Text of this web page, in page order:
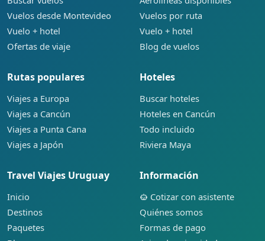
Vuelos desde Montevideo
Vuelo + hotel
Ofertas de viaje
Vuelos por ruta
Vuelo + hotel
Blog de vuelos
Rutas populares
Viajes a Europa
Viajes a Cancún
Viajes a Punta Cana
Viajes a Japón
Hoteles
Buscar hoteles
Hoteles en Cancún
Todo incluido
Riviera Maya
Travel Viajes Uruguay
Inicio
Destinos
Paquetes
Información
Cotizar con asistente
Quiénes somos
Formas de pago